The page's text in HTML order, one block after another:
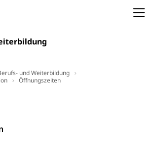
und Weiterbildung
Öffnungszeiten
parallele Einfuhr,
Prinzip